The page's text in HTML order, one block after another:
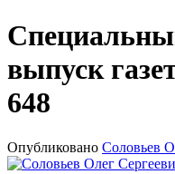
выпуск
648
Опубликовано Соловьев